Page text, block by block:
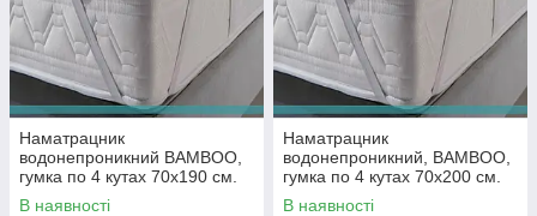
Наматрацник
водонепроникний BAMBOO,
гумка по 4 кутах 70х190 см.
В наявності
Наматрацник
водонепроникний, BAMBOO,
гумка по 4 кутах 70х200 см.
В наявності